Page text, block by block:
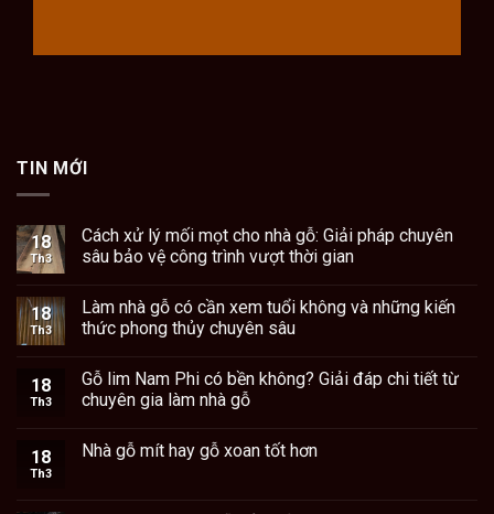
TIN MỚI
18
Th3
Cách xử lý mối mọt cho nhà gỗ: Giải pháp chuyên
sâu bảo vệ công trình vượt thời gian
18
Th3
Làm nhà gỗ có cần xem tuổi không và những kiến
thức phong thủy chuyên sâu
18
Th3
Gỗ lim Nam Phi có bền không? Giải đáp chi tiết từ
chuyên gia làm nhà gỗ
18
Th3
Nhà gỗ mít hay gỗ xoan tốt hơn